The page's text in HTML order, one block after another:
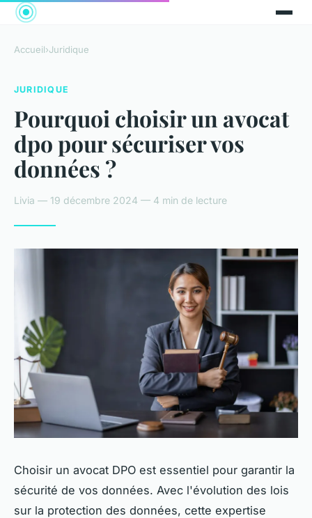
Accueil›Juridique
JURIDIQUE
Pourquoi choisir un avocat
dpo pour sécuriser vos
données ?
Livia — 19 décembre 2024 — 4 min de lecture
Choisir un avocat DPO est essentiel pour garantir la
sécurité de vos données. Avec l'évolution des lois
sur la protection des données, cette expertise